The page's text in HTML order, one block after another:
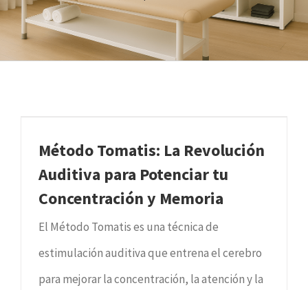
Método Tomatis: La Revolución
Auditiva para Potenciar tu
Concentración y Memoria
El Método Tomatis es una técnica de
estimulación auditiva que entrena el cerebro
para mejorar la concentración, la atención y la